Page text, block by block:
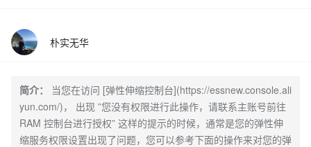
朴实无华
简介：
当您在访问 [弹性伸缩控制台](https://essnew.console.ali
yun.com/)， 出现 ”您没有权限进行此操作，请联系主账号前往
RAM 控制台进行授权” 这样的提示的时候，通常是您的弹性伸
缩服务权限设置出现了问题，您可以参考下面的操作来对您的弹